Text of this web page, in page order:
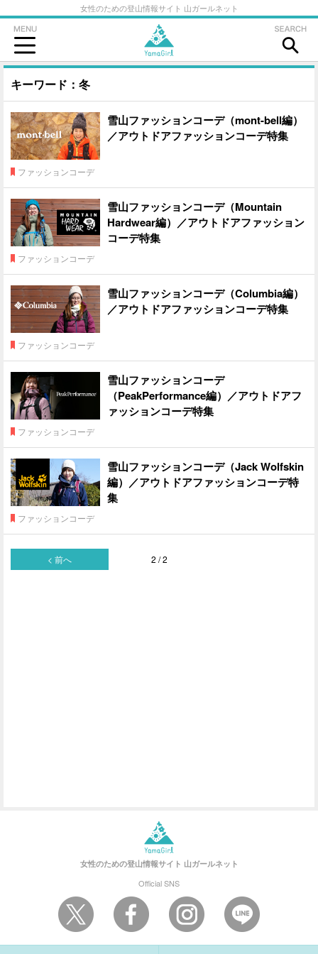
女性のための登山情報サイト 山ガールネット
キーワード：冬
雪山ファッションコーデ（mont-bell編）
／アウトドアファッションコーデ特集
ファッションコーデ
雪山ファッションコーデ（Mountain
Hardwear編）／アウトドアファッション
コーデ特集
ファッションコーデ
雪山ファッションコーデ（Columbia編）
／アウトドアファッションコーデ特集
ファッションコーデ
雪山ファッションコーデ
（PeakPerformance編）／アウトドアフ
ァッションコーデ特集
ファッションコーデ
雪山ファッションコーデ（Jack Wolfskin
編）／アウトドアファッションコーデ特
集
ファッションコーデ
< 前へ 2 / 2
女性のための登山情報サイト 山ガールネット
Official SNS